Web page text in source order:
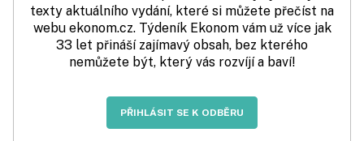
texty aktuálního vydání, které si můžete přečíst na
webu ekonom.cz. Týdeník Ekonom vám už více jak
33 let přináší zajímavý obsah, bez kterého
nemůžete být, který vás rozvíjí a baví!
PŘIHLÁSIT SE K ODBĚRU